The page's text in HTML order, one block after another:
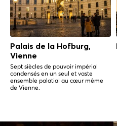
Palais de la Hofburg,
Vienne
Sept siècles de pouvoir impérial
condensés en un seul et vaste
ensemble palatial au cœur même
de Vienne.